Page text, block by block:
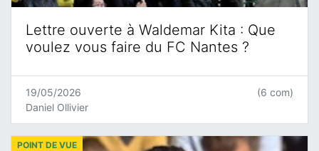
Lettre ouverte à Waldemar Kita : Que
voulez vous faire du FC Nantes ?
19/05/2026
Daniel Ollivier
(6 com)
POINT DE VUE